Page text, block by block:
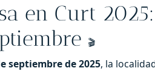
en Curt
🎬
septiembre de 2025, la